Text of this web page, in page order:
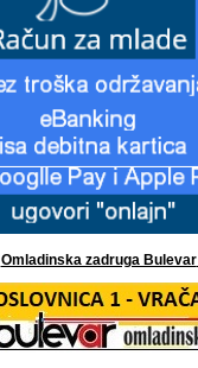
Omladinska zadruga Bulevar